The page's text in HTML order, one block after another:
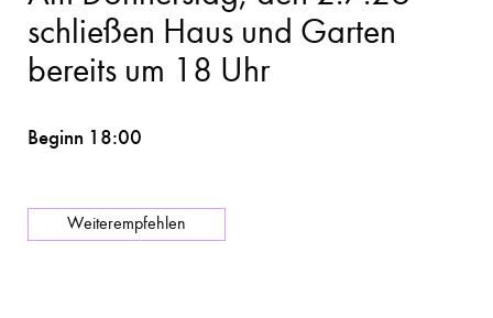
schließen Haus und Garten
bereits um 18 Uhr
Beginn 18:00
Weiterempfehlen